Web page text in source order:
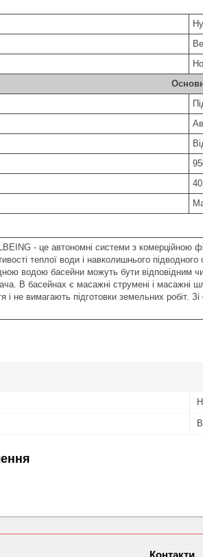
- це автономні системи з комерційною
теплої води і навколишнього підводного
водою басейни можуть бути відповідним
В басейнах є масажні струмені і масажні
і не вимагають підготовки земельних робіт.